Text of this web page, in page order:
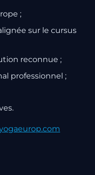
;
sur le cursus
reconnue ;
professionnel ;